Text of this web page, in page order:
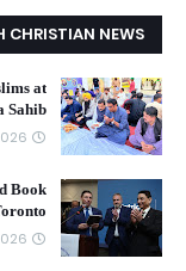
CHRISTIAN NEWS
at
Sahib
Book